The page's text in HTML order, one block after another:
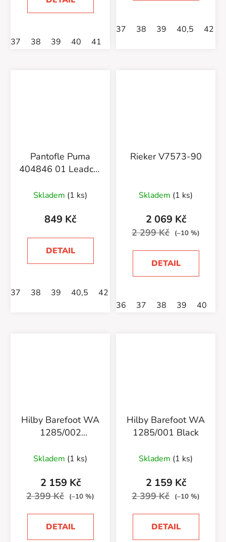
37 38 39 40 41
37 38 39 40,5 42
Pantofle Puma
404846 01 Leadcat
Skladem (1 ks)
849 Kč
DETAIL
37 38 39 40,5 42
Rieker V7573-90
Skladem (1 ks)
2 069 Kč
2 299 Kč (–10 %)
DETAIL
36 37 38 39 40
Hilby Barefoot WA
1285/002
Skladem (1 ks)
2 159 Kč
2 399 Kč (–10 %)
DETAIL
Hilby Barefoot WA
1285/001 Black
Skladem (1 ks)
2 159 Kč
2 399 Kč (–10 %)
DETAIL